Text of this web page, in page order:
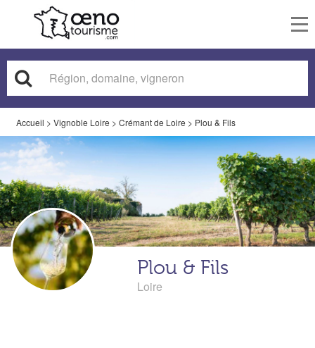
Accueil > Vignoble Loire > Crémant de Loire > Plou & Fils
Plou & Fils
Loire